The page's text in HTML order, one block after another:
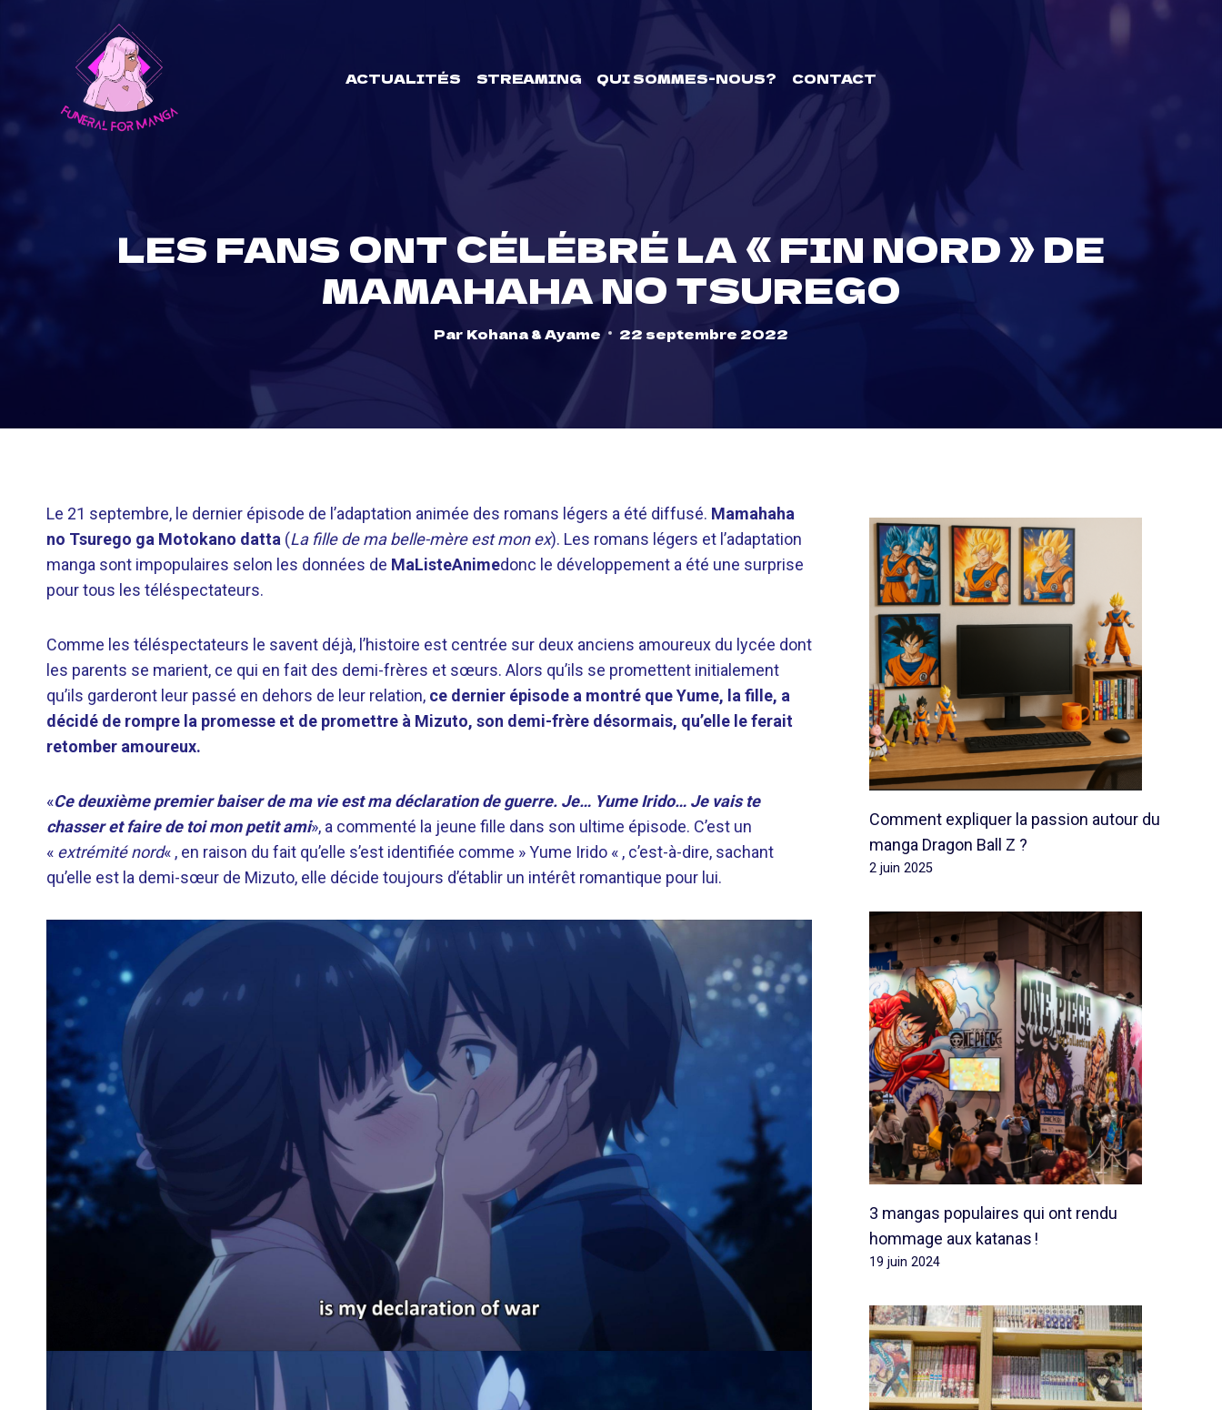
ACTUALITÉS STREAMING QUI SOMMES-NOUS? CONTACT
LES FANS ONT CÉLÉBRÉ LA « FIN NORD » DE
MAMAHAHA NO TSUREGO
Par Kohana & Ayame 22 septembre 2022
Le 21 septembre, le dernier épisode de l’adaptation animée des romans légers a été diffusé. Mamahaha
no Tsurego ga Motokano datta (La fille de ma belle-mère est mon ex). Les romans légers et l’adaptation
manga sont impopulaires selon les données de MaListeAnimedonc le développement a été une surprise
pour tous les téléspectateurs.
Comme les téléspectateurs le savent déjà, l’histoire est centrée sur deux anciens amoureux du lycée dont
les parents se marient, ce qui en fait des demi-frères et sœurs. Alors qu’ils se promettent initialement
qu’ils garderont leur passé en dehors de leur relation, ce dernier épisode a montré que Yume, la fille, a
décidé de rompre la promesse et de promettre à Mizuto, son demi-frère désormais, qu’elle le ferait
retomber amoureux.
«Ce deuxième premier baiser de ma vie est ma déclaration de guerre. Je… Yume Irido… Je vais te
chasser et faire de toi mon petit ami», a commenté la jeune fille dans son ultime épisode. C’est un
« extrémité nord« , en raison du fait qu’elle s’est identifiée comme » Yume Irido « , c’est-à-dire, sachant
qu’elle est la demi-sœur de Mizuto, elle décide toujours d’établir un intérêt romantique pour lui.
Comment expliquer la passion autour du
manga Dragon Ball Z ?
2 juin 2025
3 mangas populaires qui ont rendu
hommage aux katanas !
19 juin 2024